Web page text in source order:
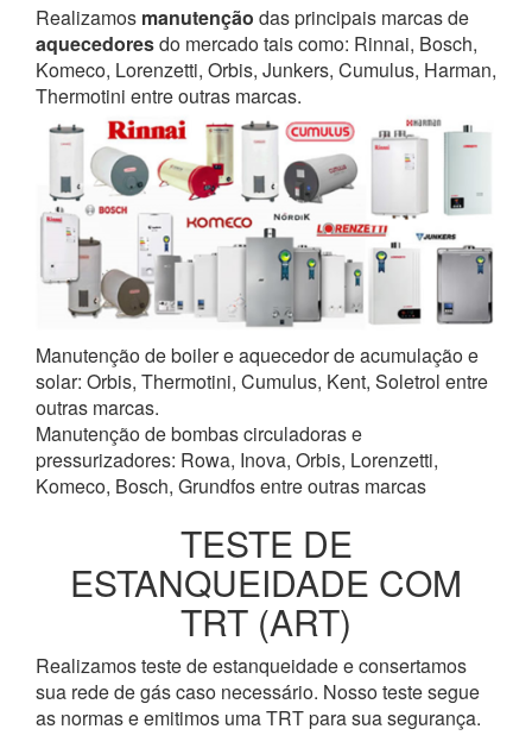
Realizamos manutenção das principais marcas de
aquecedoresdo mercado tais como: Rinnai, Bosch,
Komeco, Lorenzetti, Orbis, Junkers, Cumulus, Harman,
Thermotini entre outras marcas.
Manutenção de boiler e aquecedor de acumulação e
solar: Orbis, Thermotini, Cumulus, Kent, Soletrol entre
outras marcas.
Manutenção de bombas circuladoras e
pressurizadores: Rowa, Inova, Orbis, Lorenzetti,
Komeco, Bosch, Grundfos entre outras marcas
TESTE DE
ESTANQUEIDADE COM
TRT (ART)
Realizamos teste de estanqueidade e consertamos
sua rede de gás caso necessário. Nosso teste segue
as normas e emitimos uma TRT para sua segurança.